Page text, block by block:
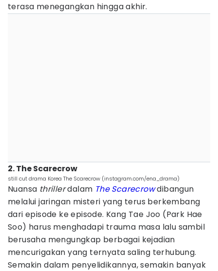
terasa menegangkan hingga akhir.
2. The Scarecrow
still cut drama Korea The Scarecrow (instagram.com/ena_drama)
Nuansa thrillerdalam The Scarecrowdibangun
melalui jaringan misteri yang terus berkembang
dari episode ke episode. Kang Tae Joo (Park Hae
Soo) harus menghadapi trauma masa lalu sambil
berusaha mengungkap berbagai kejadian
mencurigakan yang ternyata saling terhubung.
Semakin dalam penyelidikannya, semakin banyak